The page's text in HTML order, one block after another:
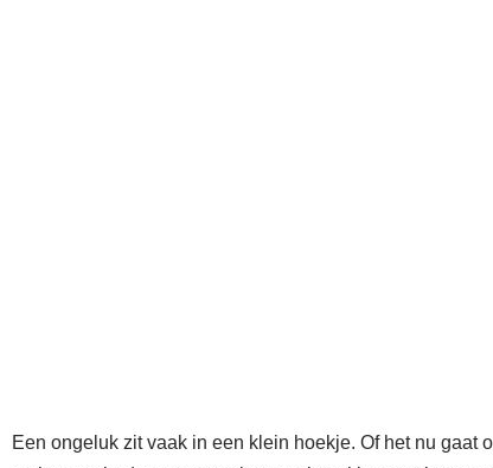
Een ongeluk zit vaak in een klein hoekje. Of het nu